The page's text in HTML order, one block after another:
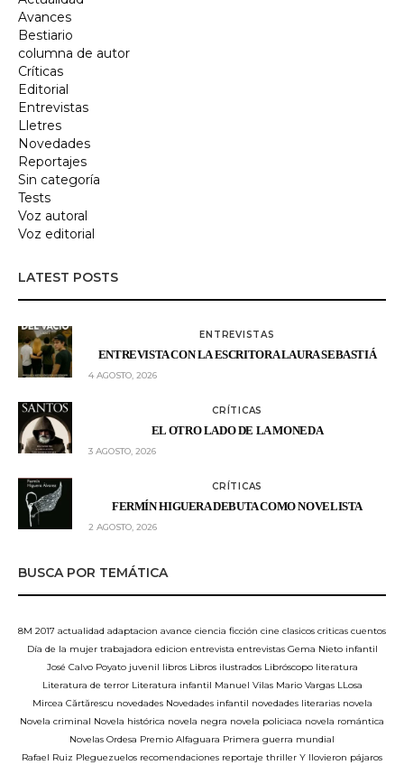
Avances
Bestiario
columna de autor
Críticas
Editorial
Entrevistas
Lletres
Novedades
Reportajes
Sin categoría
Tests
Voz autoral
Voz editorial
LATEST POSTS
ENTREVISTAS
ENTREVISTA CON LA ESCRITORA LAURA SEBASTIÁ
4 AGOSTO, 2026
CRÍTICAS
EL OTRO LADO DE LA MONEDA
3 AGOSTO, 2026
CRÍTICAS
FERMÍN HIGUERA DEBUTA COMO NOVELISTA
2 AGOSTO, 2026
BUSCA POR TEMÁTICA
8M 2017 actualidad adaptacion avance ciencia ficción cine clasicos criticas cuentos
Día de la mujer trabajadora edicion entrevista entrevistas Gema Nieto infantil
José Calvo Poyato juvenil libros Libros ilustrados Libróscopo literatura
Literatura de terror Literatura infantil Manuel Vilas Mario Vargas LLosa
Mircea Cărtărescu novedades Novedades infantil novedades literarias novela
Novela criminal Novela histórica novela negra novela policiaca novela romántica
Novelas Ordesa Premio Alfaguara Primera guerra mundial
Rafael Ruiz Pleguezuelos recomendaciones reportaje thriller Y llovieron pájaros